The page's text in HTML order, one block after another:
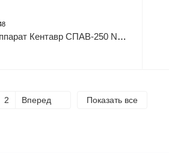
Сварочный аппарат Кентавр СПАВ-250 NG Mini
2 Вперед Показать все